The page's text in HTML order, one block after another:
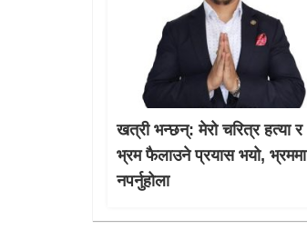
खत्री भन्छन्: मेरो चरित्र हत्या र
भ्रम फैलाउने प्रयास भयो, भ्रममा
नपर्नुहोला